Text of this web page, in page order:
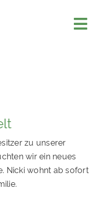
zu unserer
wir ein neues
Nicki wohnt ab sofort